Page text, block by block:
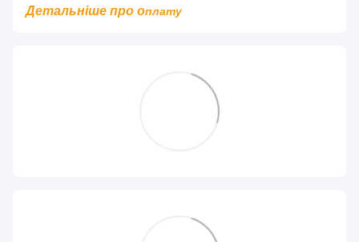
Детальніше про оплату